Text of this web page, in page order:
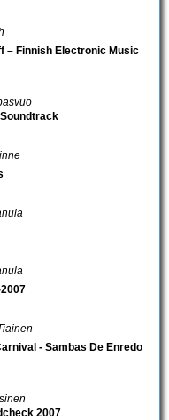
– Finnish Electronic Music
- Sambas De Enredo
2007